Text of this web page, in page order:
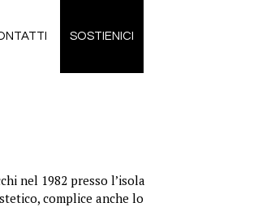
SOSTIENICI
nel 1982 presso l’isola
complice anche lo